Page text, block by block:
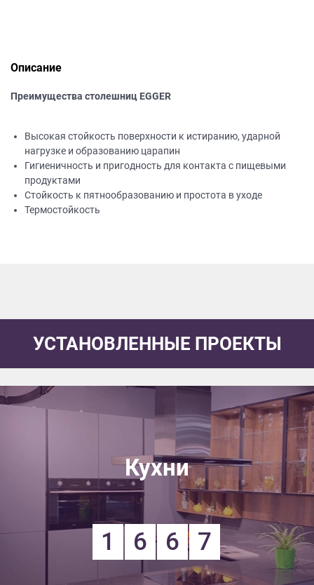
Описание
Преимущества столешниц EGGER
Высокая стойкость поверхности к истиранию, ударной
нагрузке и образованию царапин
Гигиеничность и пригодность для контакта с пищевыми
продуктами
Стойкость к пятнообразованию и простота в уходе
Термостойкость
УСТАНОВЛЕННЫЕ ПРОЕКТЫ
Кухни
1 6 6 7